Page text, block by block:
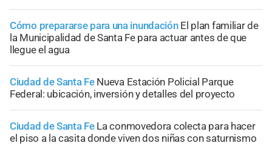
Cómo prepararse para una inundación El plan familiar de
la Municipalidad de Santa Fe para actuar antes de que
llegue el agua
Ciudad de Santa Fe Nueva Estación Policial Parque
Federal: ubicación, inversión y detalles del proyecto
Ciudad de Santa Fe La conmovedora colecta para hacer
el piso a la casita donde viven dos niñas con saturnismo